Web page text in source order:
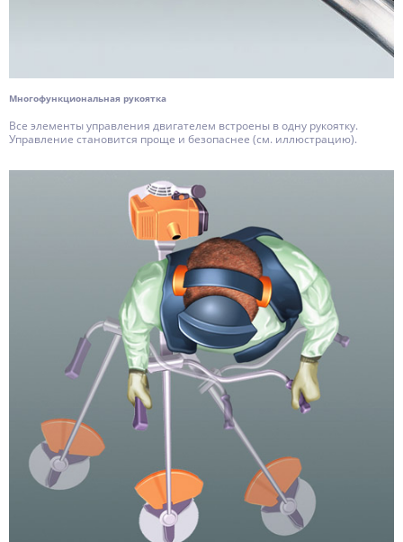
Многофункциональная рукоятка
Все элементы управления двигателем встроены в одну рукоятку.
Управление становится проще и безопаснее (см. иллюстрацию).